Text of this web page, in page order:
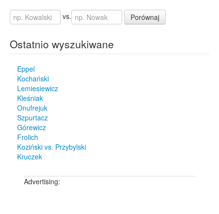
vs. Porównaj
Ostatnio wyszukiwane
Eppel
Kochański
Lemiesiewicz
Kleśniak
Onufrejuk
Szpurtacz
Górewicz
Frolich
Koziński vs. Przybylski
Kruczek
Advertising: